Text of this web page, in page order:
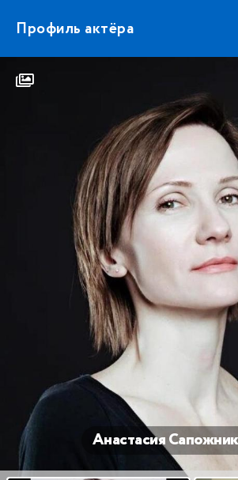
Профиль актёра
Анастасия